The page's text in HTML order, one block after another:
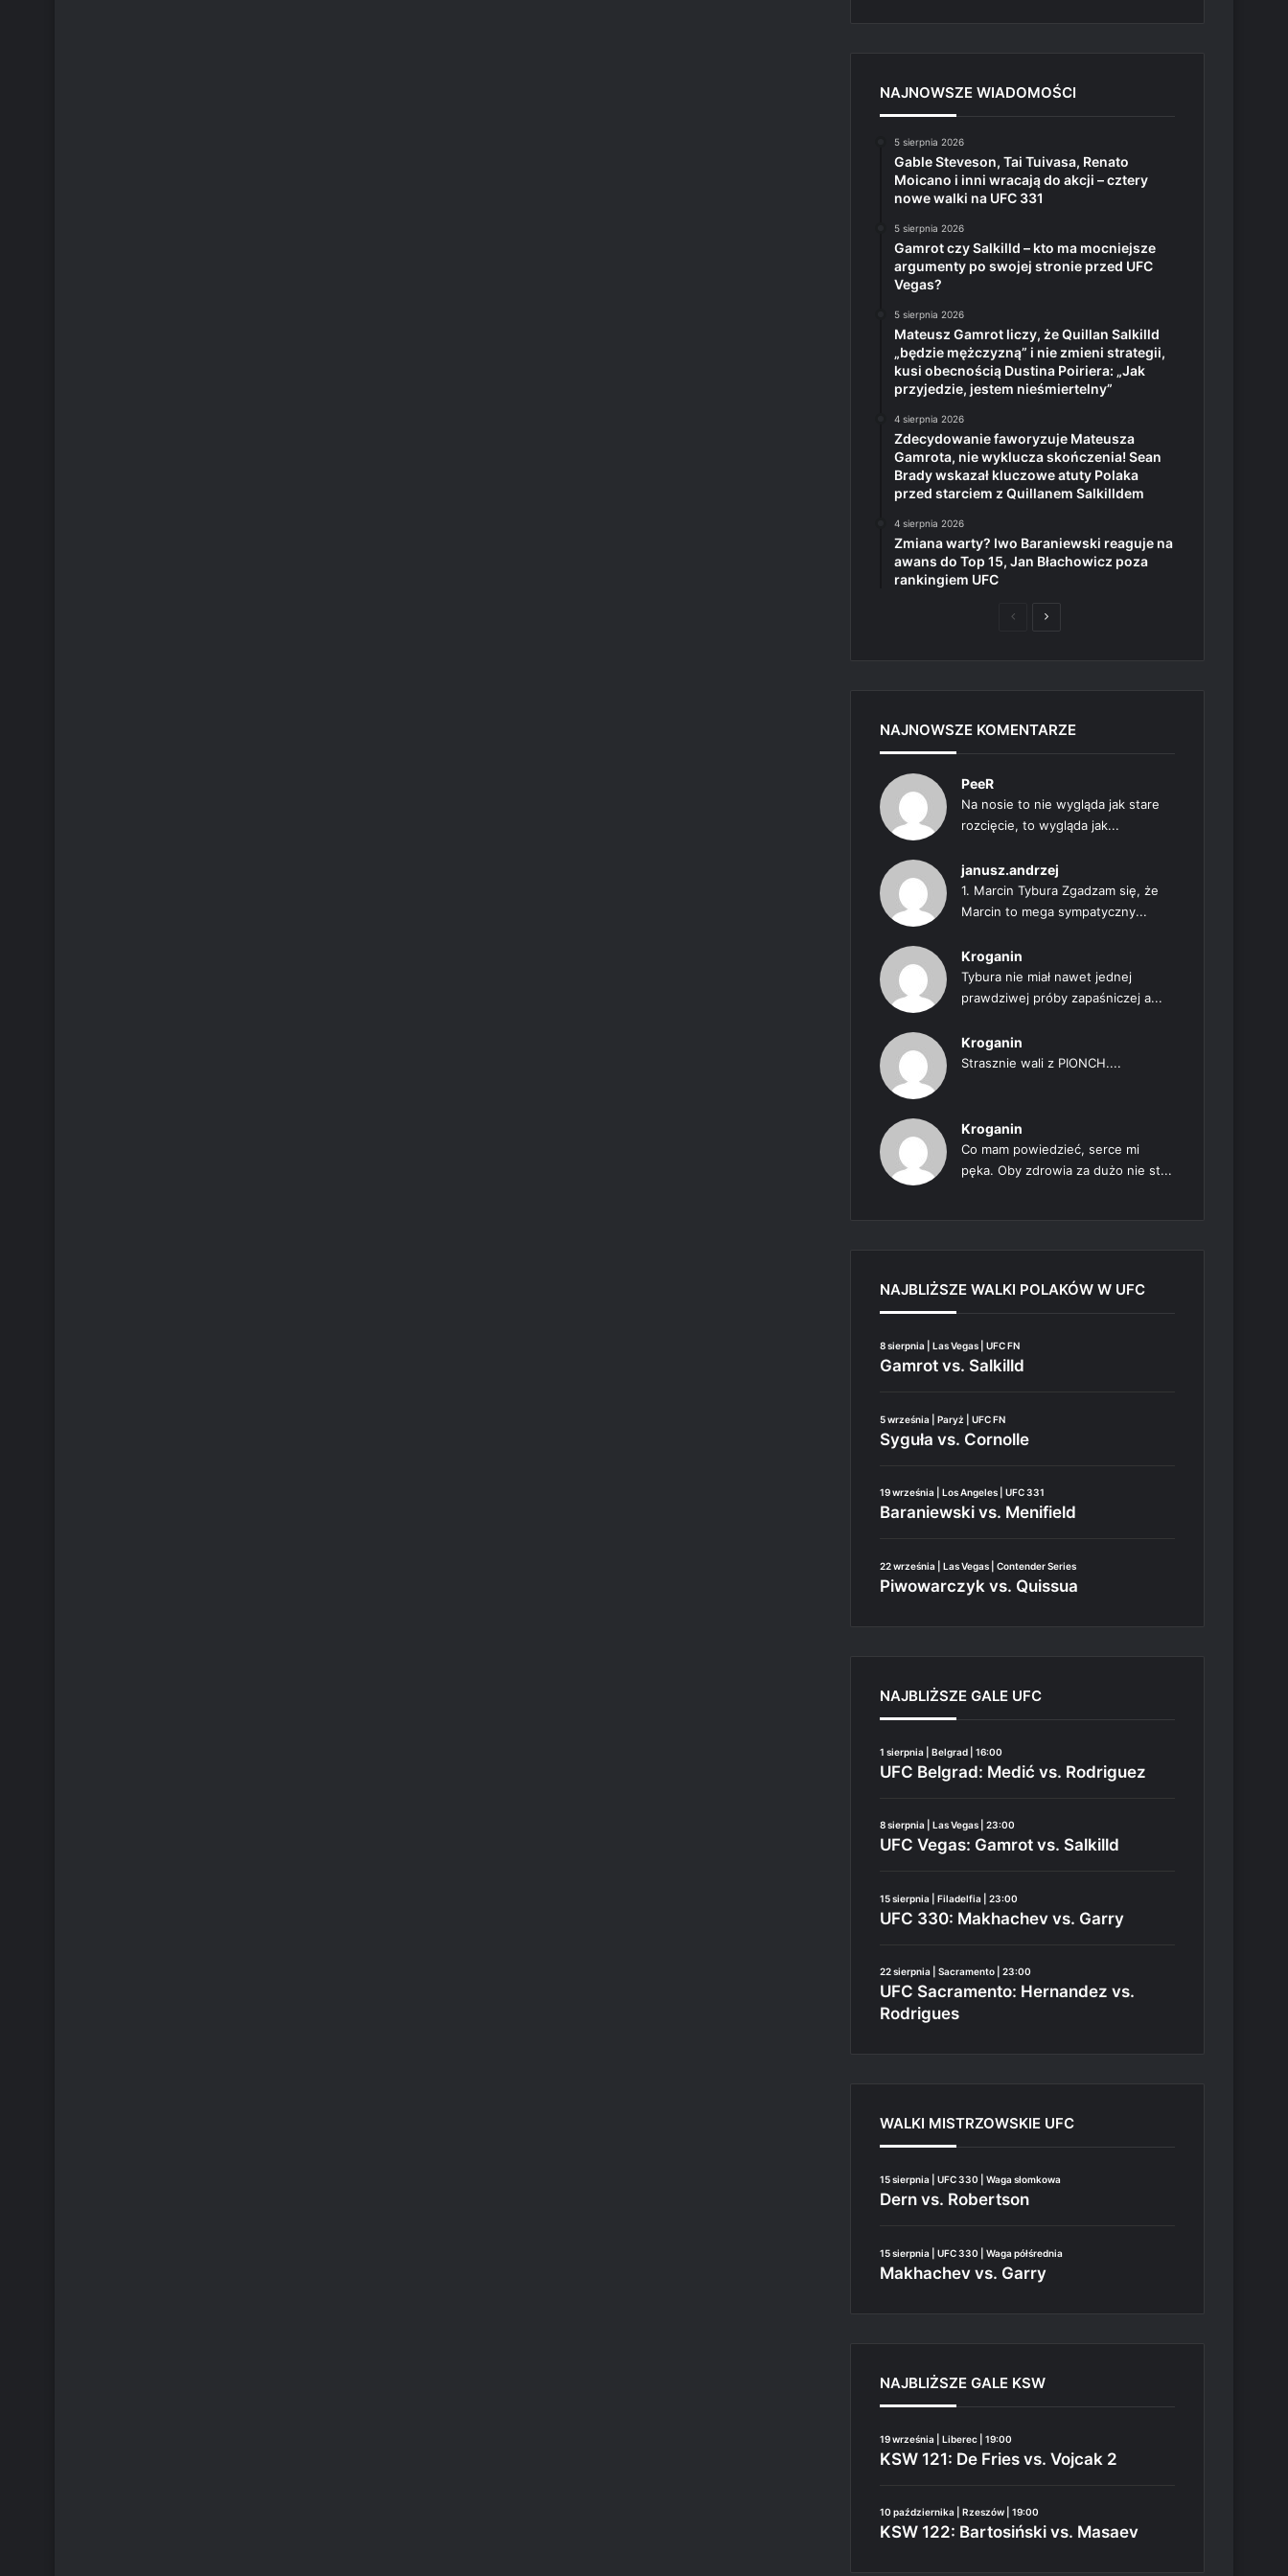
NAJNOWSZE WIADOMOŚCI
5 sierpnia 2026
Gable Steveson, Tai Tuivasa, Renato
Moicano i inni wracają do akcji – cztery
nowe walki na UFC 331
5 sierpnia 2026
Gamrot czy Salkilld – kto ma mocniejsze
argumenty po swojej stronie przed UFC
Vegas?
5 sierpnia 2026
Mateusz Gamrot liczy, że Quillan Salkilld
„będzie mężczyzną” i nie zmieni strategii,
kusi obecnością Dustina Poiriera: „Jak
przyjedzie, jestem nieśmiertelny”
4 sierpnia 2026
Zdecydowanie faworyzuje Mateusza
Gamrota, nie wyklucza skończenia! Sean
Brady wskazał kluczowe atuty Polaka
przed starciem z Quillanem Salkilldem
4 sierpnia 2026
Zmiana warty? Iwo Baraniewski reaguje na
awans do Top 15, Jan Błachowicz poza
rankingiem UFC
PoprzedniaNastępna
NAJNOWSZE KOMENTARZE
PeeR
Na nosie to nie wygląda jak stare
rozcięcie, to wygląda jak...
janusz.andrzej
1. Marcin Tybura Zgadzam się, że
Marcin to mega sympatyczny...
Kroganin
Tybura nie miał nawet jednej
prawdziwej próby zapaśniczej a...
Kroganin
Strasznie wali z PIONCH....
Kroganin
Co mam powiedzieć, serce mi
pęka. Oby zdrowia za dużo nie st...
NAJBLIŻSZE WALKI POLAKÓW W UFC
8 sierpnia | Las Vegas | UFC FN
Gamrot vs. Salkilld
5 września | Paryż | UFC FN
Syguła vs. Cornolle
19 września | Los Angeles | UFC 331
Baraniewski vs. Menifield
22 września | Las Vegas | Contender Series
Piwowarczyk vs. Quissua
NAJBLIŻSZE GALE UFC
1 sierpnia | Belgrad | 16:00
UFC Belgrad: Medić vs. Rodriguez
8 sierpnia | Las Vegas | 23:00
UFC Vegas: Gamrot vs. Salkilld
15 sierpnia | Filadelfia | 23:00
UFC 330: Makhachev vs. Garry
22 sierpnia | Sacramento | 23:00
UFC Sacramento: Hernandez vs.
Rodrigues
WALKI MISTRZOWSKIE UFC
15 sierpnia | UFC 330 | Waga słomkowa
Dern vs. Robertson
15 sierpnia | UFC 330 | Waga półśrednia
Makhachev vs. Garry
NAJBLIŻSZE GALE KSW
19 września | Liberec | 19:00
KSW 121: De Fries vs. Vojcak 2
10 października | Rzeszów | 19:00
KSW 122: Bartosiński vs. Masaev